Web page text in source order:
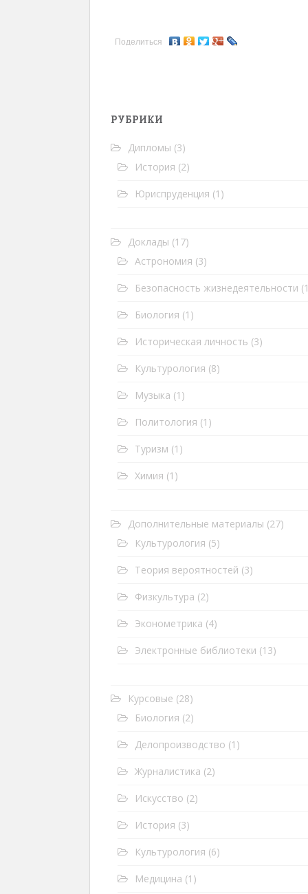
Поделиться
РУБРИКИ
Дипломы (3)
История (2)
Юриспруденция (1)
Доклады (17)
Астрономия (3)
Безопасность жизнедеятельности
Биология (1)
Историческая личность (3)
Культурология (8)
Музыка (1)
Политология (1)
Туризм (1)
Химия (1)
Дополнительные материалы (27)
Культурология (5)
Теория вероятностей (3)
Физкультура (2)
Эконометрика (4)
Электронные библиотеки (13)
Курсовые (28)
Биология (2)
Делопроизводство (1)
Журналистика (2)
Искусство (2)
История (3)
Культурология (6)
Медицина (1)